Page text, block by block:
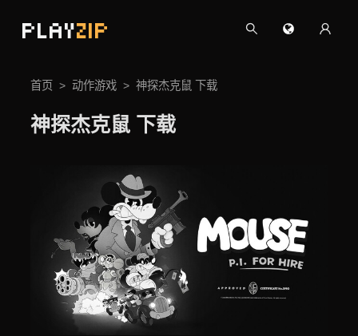
PLAYZIP
首页 动作游戏 神探杰克鼠 下载
神探杰克鼠 下载